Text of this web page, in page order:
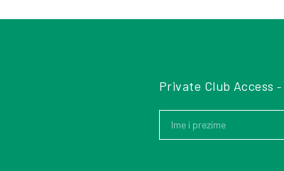
Private Club Access -